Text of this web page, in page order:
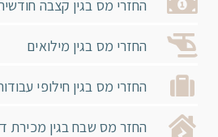
החזרי מס בגין קצבה
החזרי מס בגין מילואים
החזרי מס בגין חילופי
החזר מס שבח בגין מכירת